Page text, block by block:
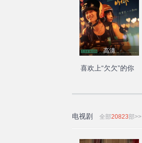
高清
喜欢上“欠欠”的你
电视剧 全部20823部>>